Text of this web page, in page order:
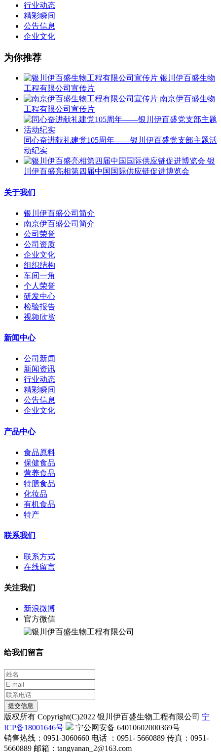
行业动态
精彩瞬间
公告信息
企业文化
为你推荐
银川伊百盛生物
工程有限公司宣传片
南京伊百盛生物
工程有限公司宣传片
同心奋进献礼建党105周年——银川伊百盛党支部主题活
动纪实
银
川伊百盛亮相第四届中国国际供应链促进博览会
关于我们
银川伊百盛公司简介
南京伊百盛公司简介
公司荣誉
公司资质
企业文化
组织结构
车间一角
个人荣誉
研发中心
检验报告
视频欣赏
新闻中心
公司新闻
新闻资讯
行业动态
精彩瞬间
公告信息
企业文化
产品中心
食品原料
保健食品
营养食品
特膳食品
化妆品
有机食品
特产
联系我们
联系方式
在线留言
关注我们
新浪微博
官方微信
给我们留言
提交信息
版权所有 Copyright(C)2022 银川伊百盛生物工程有限公司 宁
ICP备18001646号
宁公网安备 64010602000369号
销售热线：0951-3060660 电话 ：0951- 5660889 传真：0951-
5660889 邮箱：tangyanan_2@163.com